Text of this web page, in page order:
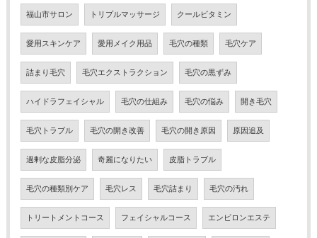
福山市サロン トリプルマッサージ クールビタミン
愛用スキンケア 愛用メイク用品 毛穴の種類 毛穴ケア
詰まり毛穴 毛穴エクストラクション 毛穴の黒ずみ
ハイドラフェイシャル 毛穴の仕組み 毛穴の悩み 開き毛穴
毛穴トラブル 毛穴の開き改善 毛穴の開き原因 原因追及
過剰な皮脂分泌 奇麗になりたい 皮脂トラブル
毛穴の種類別ケア 毛穴レス 毛穴詰まり 毛穴の汚れ
トリートメントコース フェイシャルコース エンビロンエステ